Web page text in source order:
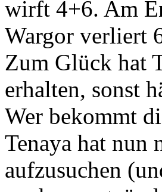
wirft 4+6. Am
Wargor verliert
Zum Glück hat
erhalten, sonst
Wer bekommt
Tenaya hat nun
aufzusuchen